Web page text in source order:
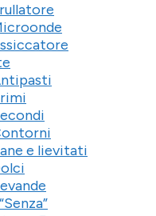
e lievitati